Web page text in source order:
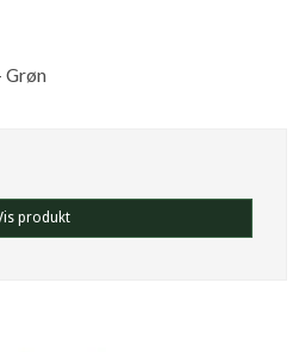
Grøn
produkt